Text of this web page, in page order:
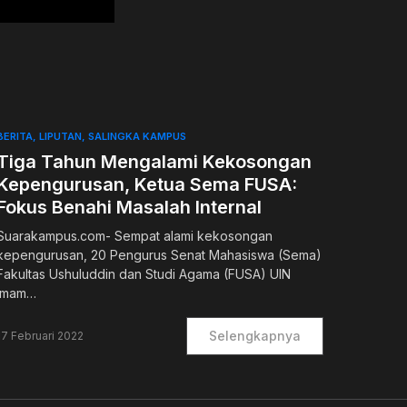
LIPUTAN SALINGKA KAMPUS
Tahun Mengalami Kekosongan
Ketua Sema FUSA:
Benahi Masalah Internal
Sempat alami kekosongan
20 Pengurus Senat Mahasiswa (Sema)
Ushuluddin dan Studi Agama (FUSA) UIN
Februari 2022 Selengkapnya